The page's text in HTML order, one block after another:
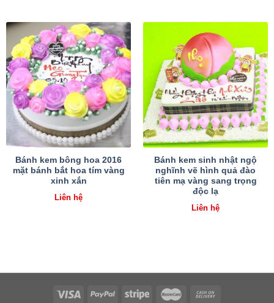
Bánh kem bông hoa 2016
mặt bánh bắt hoa tím vàng
xinh xắn
Liên hệ
Bánh kem sinh nhật ngộ
nghĩnh vẽ hình quả đào
tiên mạ vàng sang trọng
độc lạ
Liên hệ